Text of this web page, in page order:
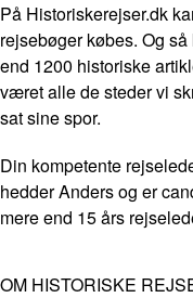
På Historiskerejser.dk
rejsebøger købes. Og
end 1200 historiske
været alle de steder vi
sat sine spor.
Din kompetente
hedder Anders og er
mere end 15 års
OM HISTORISKE